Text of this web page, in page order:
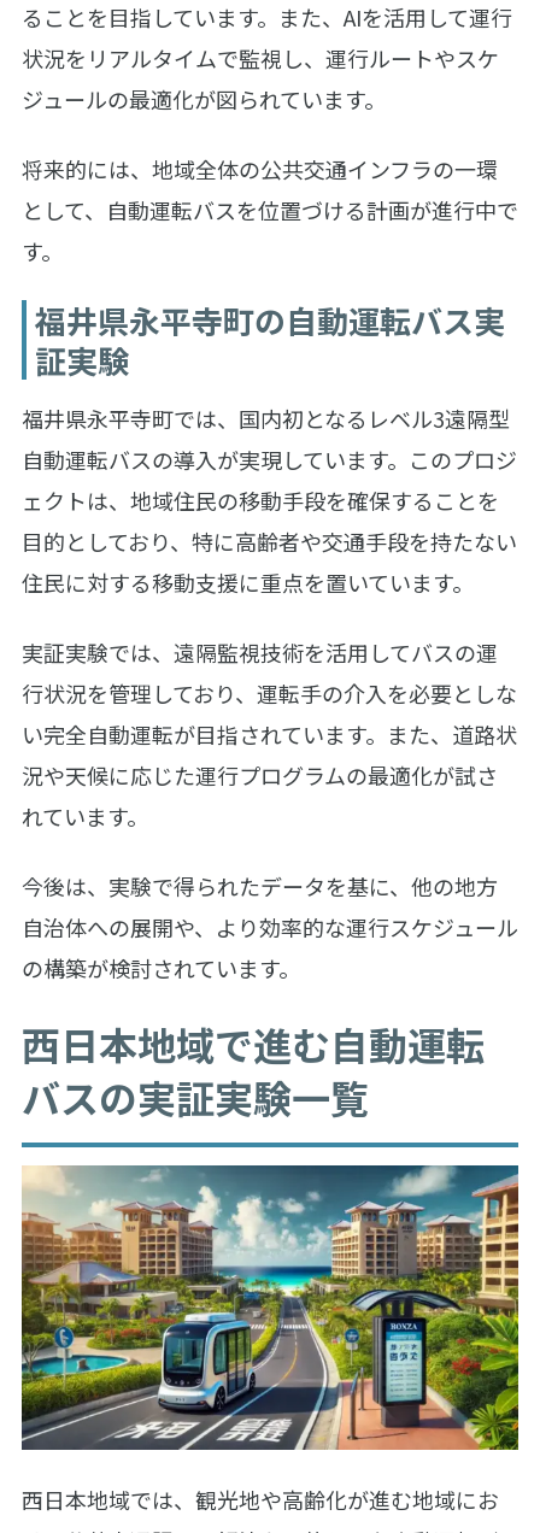
ることを目指しています。また、AIを活用して運行
状況をリアルタイムで監視し、運行ルートやスケ
ジュールの最適化が図られています。
将来的には、地域全体の公共交通インフラの一環
として、自動運転バスを位置づける計画が進行中で
す。
福井県永平寺町の自動運転バス実
証実験
福井県永平寺町では、国内初となるレベル3遠隔型
自動運転バスの導入が実現しています。このプロジ
ェクトは、地域住民の移動手段を確保することを
目的としており、特に高齢者や交通手段を持たない
住民に対する移動支援に重点を置いています。
実証実験では、遠隔監視技術を活用してバスの運
行状況を管理しており、運転手の介入を必要としな
い完全自動運転が目指されています。また、道路状
況や天候に応じた運行プログラムの最適化が試さ
れています。
今後は、実験で得られたデータを基に、他の地方
自治体への展開や、より効率的な運行スケジュール
の構築が検討されています。
西日本地域で進む自動運転
バスの実証実験一覧
西日本地域では、観光地や高齢化が進む地域にお